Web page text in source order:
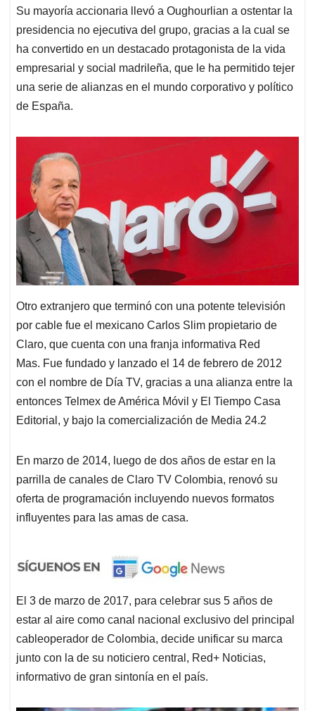
Su mayoría accionaria llevó a Oughourlian a ostentar la
presidencia no ejecutiva del grupo, gracias a la cual se
ha convertido en un destacado protagonista de la vida
empresarial y social madrileña, que le ha permitido tejer
una serie de alianzas en el mundo corporativo y político
de España.
Otro extranjero que terminó con una potente televisión
por cable fue el mexicano Carlos Slim propietario de
Claro, que cuenta con una franja informativa Red
Mas. Fue fundado y lanzado el 14 de febrero de 2012
con el nombre de Día TV, gracias a una alianza entre la
entonces Telmex de América Móvil y El Tiempo Casa
Editorial, y bajo la comercialización de Media 24.2​
En marzo de 2014, luego de dos años de estar en la
parrilla de canales de Claro TV Colombia, renovó su
oferta de programación incluyendo nuevos formatos
influyentes para las amas de casa.
El 3 de marzo de 2017, para celebrar sus 5 años de
estar al aire como canal nacional exclusivo del principal
cableoperador de Colombia, decide unificar su marca
junto con la de su noticiero central, Red+ Noticias,
informativo de gran sintonía en el país.